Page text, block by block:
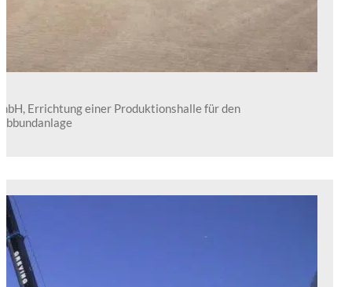
Errichtung einer Produktionshalle für den